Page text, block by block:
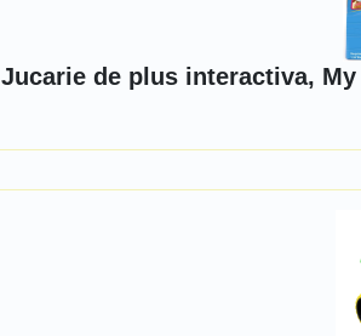
Jucarie de plus interactiva,